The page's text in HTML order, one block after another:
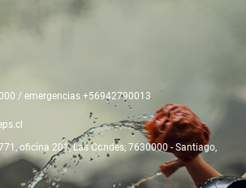
/ emergencias +56942790013
oficina 201, Las Condes , 7630000 - Santiago,